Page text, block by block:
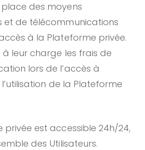
des moyens
et de télécommunications
à la Plateforme privée.
à leur charge les frais de
lors de l’accès à
de la Plateforme
privée est accessible 24h/24,
des Utilisateurs.